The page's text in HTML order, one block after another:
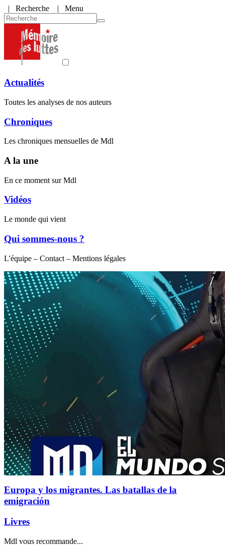
| Recherche | Menu
Actualités
Toutes les analyses de nos auteurs
Chroniques
Les chroniques mensuelles de Mdl
A la une
En ce moment sur Mdl
Vidéos
Le monde qui vient
Qui sommes-nous ?
L'équipe – Contact – Mentions légales
Europa y los migrantes. Las batallas de la
emigración
Livres
Mdl vous recommande...